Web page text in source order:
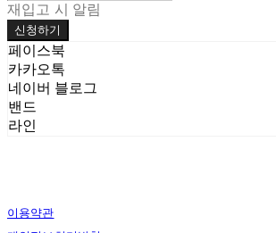
재입고 시 알림
신청하기
페이스북
카카오톡
네이버 블로그
밴드
라인
이용약관